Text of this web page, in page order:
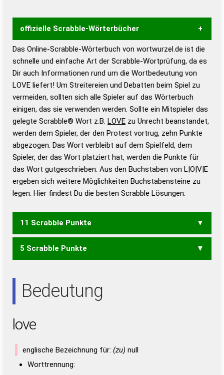
offizielle Scrabble-Wörterbücher
Wortwurzel liefert mit Hilfe eines semantischen
Wortanalyse-Algorithmus gute Anhaltspunkte zu
Wortbedeutung, Worttrennung und Wortform, um die
Gültigkeit eines Wortes für das Scrabble-Spiel zu
bestimmen!
zugelassene Turnier Scrabble-
Wörterbücher sind:
Duden – Standardwerk in 12 Bänden
Duden – Richtiges und gutes
Deutsch
Duden – Die deutsche Grammatik
Duden – Deutsches
Universalwörterbuch
Das Online-Scrabble-Wörterbuch von wortwurzel.de ist die
schnelle und einfache Art der Scrabble-Wortprüfung, da es
Dir auch Informationen rund um die Wortbedeutung von
LOVE liefert! Um Streitereien und Debatten beim Spiel zu
vermeiden, sollten sich alle Spieler auf das Wörterbuch
einigen, das sie verwenden werden. Sollte ein Mitspieler das
gelegte Scrabble® Wort z.B. LOVE zu Unrecht beanstandet,
werden dem Spieler, der den Protest vortrug, zehn Punkte
abgezogen. Das Wort verbleibt auf dem Spielfeld, dem
Spieler, der das Wort platziert hat, werden die Punkte für
das Wort gutgeschrieben. Aus den Buchstaben von L|O|V|E
ergeben sich weitere Möglichkeiten Buchstabensteine zu
legen. Hier findest Du die besten Scrabble Lösungen:
11 Scrabble Punkte
VELO
5 Scrabble Punkte
Bedeutung
love
englische Bezeichnung für: (zu) null
Worttrennung: